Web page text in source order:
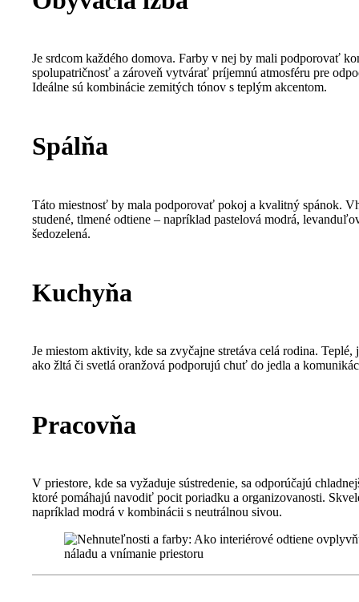
Je srdcom každého domova. Farby v nej by mali podporovať
spolupatričnosť a zároveň vytvárať príjemnú atmosféru pre
Ideálne sú kombinácie zemitých tónov s teplým akcentom.
Spálňa
Táto miestnosť by mala podporovať pokoj a kvalitný spánok.
studené, tlmené odtiene – napríklad pastelová modrá,
šedozelená.
Kuchyňa
Je miestom aktivity, kde sa zvyčajne stretáva celá rodina. Teplé,
ako žltá či svetlá oranžová podporujú chuť do jedla a
Pracovňa
V priestore, kde sa vyžaduje sústredenie, sa odporúčajú
ktoré pomáhajú navodiť pocit poriadku a organizovanosti.
napríklad modrá v kombinácii s neutrálnou sivou.